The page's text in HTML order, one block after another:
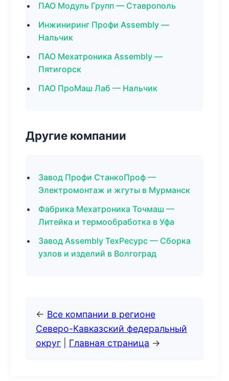
ПАО Модуль Групп — Ставрополь
Инжиниринг Профи Assembly —
Нальчик
ПАО Мехатроника Assembly —
Пятигорск
ПАО ПроМаш Лаб — Нальчик
Другие компании
Завод Профи СтанкоПроф —
Электромонтаж и жгуты в Мурманск
Фабрика Мехатроника Точмаш —
Литейка и термообработка в Уфа
Завод Assembly ТехРесурс — Сборка
узлов и изделий в Волгоград
← Все компании в регионе
Северо-Кавказский федеральный
округ
Главная страница →